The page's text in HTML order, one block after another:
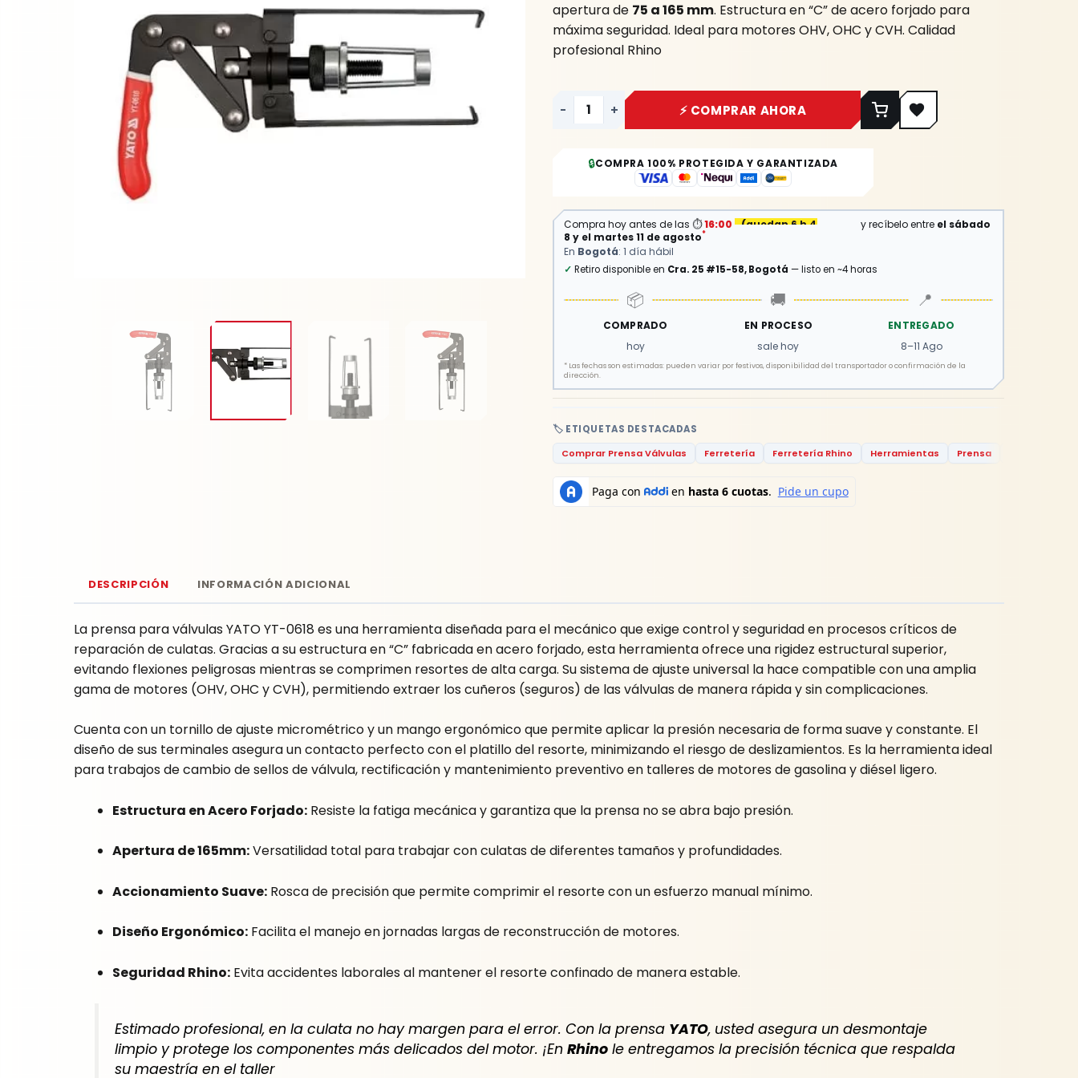
apertura de 75 a 165 mm. Estructura en “C” de acero forjado para
máxima seguridad. Ideal para motores OHV, OHC y CVH. Calidad
profesional Rhino
- + ⚡ COMPRAR AHORA
🏷️ ETIQUETAS DESTACADAS
Comprar Prensa Válvulas
Ferretería Ferretería Rhino Herramientas Prensa
🔒COMPRA 100% PROTEGIDA Y GARANTIZADA
Compra hoy antes de las ⏱16:00 (quedan 6 h 48 min y recíbelo entre el sábado
8 y el martes 11 de agosto*
En Bogotá: 1 día hábil
✓ Retiro disponible en Cra. 25 #15-58, Bogotá — listo en ~4 horas
📦
COMPRADO
hoy
🚚
EN PROCESO
sale hoy
📍
ENTREGADO
8–11 Ago
* Las fechas son estimadas: pueden variar por festivos, disponibilidad del transportador o confirmación de la
dirección.
DESCRIPCIÓN INFORMACIÓN ADICIONAL
La prensa para válvulas YATO YT-0618 es una herramienta diseñada para el mecánico que exige control y seguridad en procesos críticos de
reparación de culatas. Gracias a su estructura en “C” fabricada en acero forjado, esta herramienta ofrece una rigidez estructural superior,
evitando flexiones peligrosas mientras se comprimen resortes de alta carga. Su sistema de ajuste universal la hace compatible con una amplia
gama de motores (OHV, OHC y CVH), permitiendo extraer los cuñeros (seguros) de las válvulas de manera rápida y sin complicaciones.
Cuenta con un tornillo de ajuste micrométrico y un mango ergonómico que permite aplicar la presión necesaria de forma suave y constante. El
diseño de sus terminales asegura un contacto perfecto con el platillo del resorte, minimizando el riesgo de deslizamientos. Es la herramienta ideal
para trabajos de cambio de sellos de válvula, rectificación y mantenimiento preventivo en talleres de motores de gasolina y diésel ligero.
Estructura en Acero Forjado: Resiste la fatiga mecánica y garantiza que la prensa no se abra bajo presión.
Apertura de 165mm:Versatilidad total para trabajar con culatas de diferentes tamaños y profundidades.
Accionamiento Suave: Rosca de precisión que permite comprimir el resorte con un esfuerzo manual mínimo.
Diseño Ergonómico: Facilita el manejo en jornadas largas de reconstrucción de motores.
Seguridad Rhino: Evita accidentes laborales al mantener el resorte confinado de manera estable.
Estimado profesional, en la culata no hay margen para el error. Con la prensa YATO, usted asegura un desmontaje
limpio y protege los componentes más delicados del motor. ¡EnRhino le entregamos la precisión técnica que respalda
su maestría en el taller